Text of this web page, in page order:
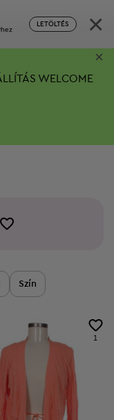
LETÖLTÉS ×
WELCOME
×
Szín
1